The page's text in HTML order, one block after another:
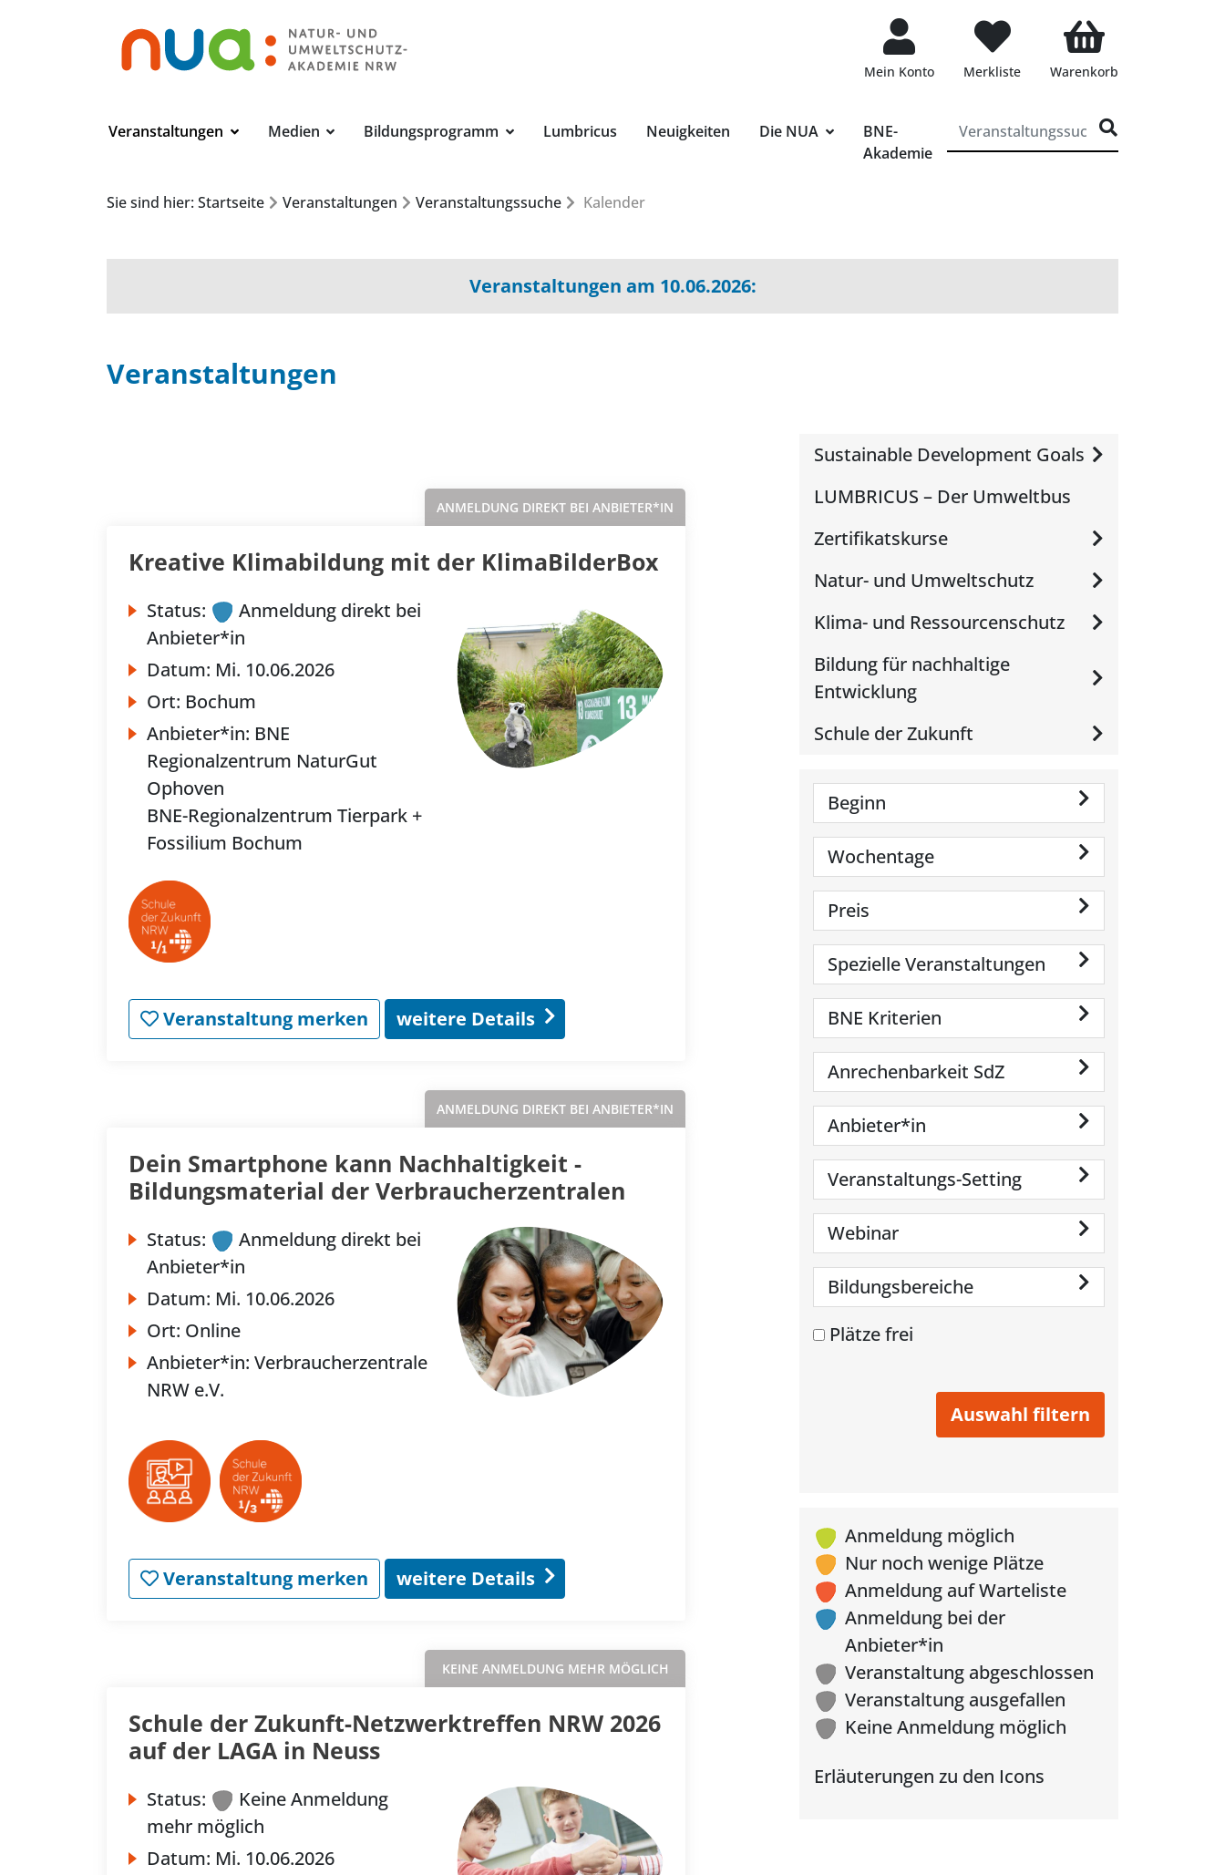
Mein Konto Merkliste Warenkorb
Veranstaltungen Medien Bildungsprogramm Lumbricus Neuigkeiten Die NUA
BNE-
Akademie
Sie sind hier: Startseite Veranstaltungen Veranstaltungssuche Kalender
Veranstaltungen am 10.06.2026:
Veranstaltungen
ANMELDUNG DIREKT BEI ANBIETER*IN
Kreative Klimabildung mit der KlimaBilderBox
Status:
Anmeldung direkt bei
Anbieter*in
Datum: Mi. 10.06.2026
Ort: Bochum
Anbieter*in: BNE
Regionalzentrum NaturGut
Ophoven
BNE-Regionalzentrum Tierpark +
Fossilium Bochum
Veranstaltung merken weitere Details
ANMELDUNG DIREKT BEI ANBIETER*IN
Dein Smartphone kann Nachhaltigkeit -
Bildungsmaterial der Verbraucherzentralen
Status:
Anmeldung direkt bei
Anbieter*in
Datum: Mi. 10.06.2026
Ort: Online
Anbieter*in: Verbraucherzentrale
NRW e.V.
Veranstaltung merken weitere Details
KEINE ANMELDUNG MEHR MÖGLICH
Schule der Zukunft-Netzwerktreffen NRW 2026
auf der LAGA in Neuss
Status:
Keine Anmeldung
mehr möglich
Datum: Mi. 10.06.2026
Sustainable Development Goals
LUMBRICUS – Der Umweltbus
Zertifikatskurse
Natur- und Umweltschutz
Klima- und Ressourcenschutz
Bildung für nachhaltige
Entwicklung
Schule der Zukunft
Beginn
Wochentage
Preis
Spezielle Veranstaltungen
BNE Kriterien
Anrechenbarkeit SdZ
Anbieter*in
Veranstaltungs-Setting
Webinar
Bildungsbereiche
Plätze frei
Anmeldung möglich
Nur noch wenige Plätze
Anmeldung auf Warteliste
Anmeldung bei der
Anbieter*in
Veranstaltung abgeschlossen
Veranstaltung ausgefallen
Keine Anmeldung möglich
Erläuterungen zu den Icons